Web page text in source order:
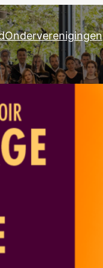
Onderverenigingen